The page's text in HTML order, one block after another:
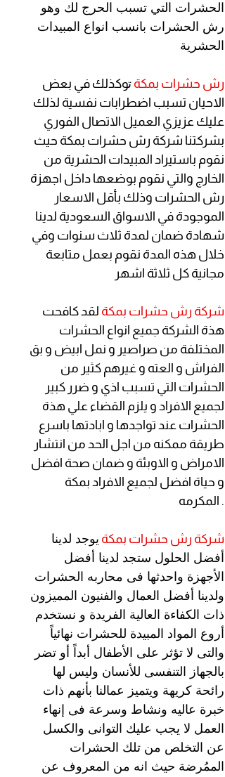
الحشرات التي تسبب الحرج لك وهو
رش الحشرات بانسب انواع المبيدات
الحشرية
رش حشرات بمكة توكذلك في بعض
الاحيان تسبب اضطرابات نفسية لذلك
عليك عزيزي العميل الاتصال الفوري
بشركتنا شركة رش حشرات بمكة حيث
نقوم باستيراد المبيدات الحشرية من
الخارج والتي نقوم بوضعها داخل اجهزة
رش الحشرات وذلك بأقل الاسعار
الموجودة في الاسواق السعودية لدينا
شهادة ضمان لمدة ثلاث سنوات وفي
خلال هذه المدة نقوم بعمل متابعة
مجانية كل ثلاثة اشهر
شركة رش حشرات بمكة لقد كافحت
هذة الشركة جميع انواع الحشرات
المختلفة من صراصير و نمل ابيض و بق
الفراش و العته و غيرهم كثير من
الحشرات التي تسبب اذي و ضرر كبير
لجميع الافراد و يلزم القضاء علي هذة
الحشرات عند تواجدها و ابادتها باسرع
طريقة ممكنه من اجل الحد من انتشار
الامراض و الاوبئة و ضمان صحة افضل
و حياة افضل لجميع الافراد بمكة
المكرمه .
شركة رش حشرات بمكة يوجد لدينا
أفضل الحلول ستجد لدينا أفضل
الأجهزة واحدثها فى محاربه الحشرات
ولدينا أفضل العمال والفنيون المميزون
ذات الكفاءة العالية الفريدة و نستخدم
أروع المواد المبيدة للحشرات نهائياً
والتى لا تؤثر على الأطفال أبداً أو تضر
بالجهاز التنفسى للأنسان وليس لها
رائحة كريهة ويتميز عمالنا بأنهم ذات
خبرة عاليه ونشاط وسرعة فى إنهاء
العمل لا يجب عليك التوانى والكسل
عن التخلص من تلك الحشرات
الممُرضة حيث انه من المعروف عن